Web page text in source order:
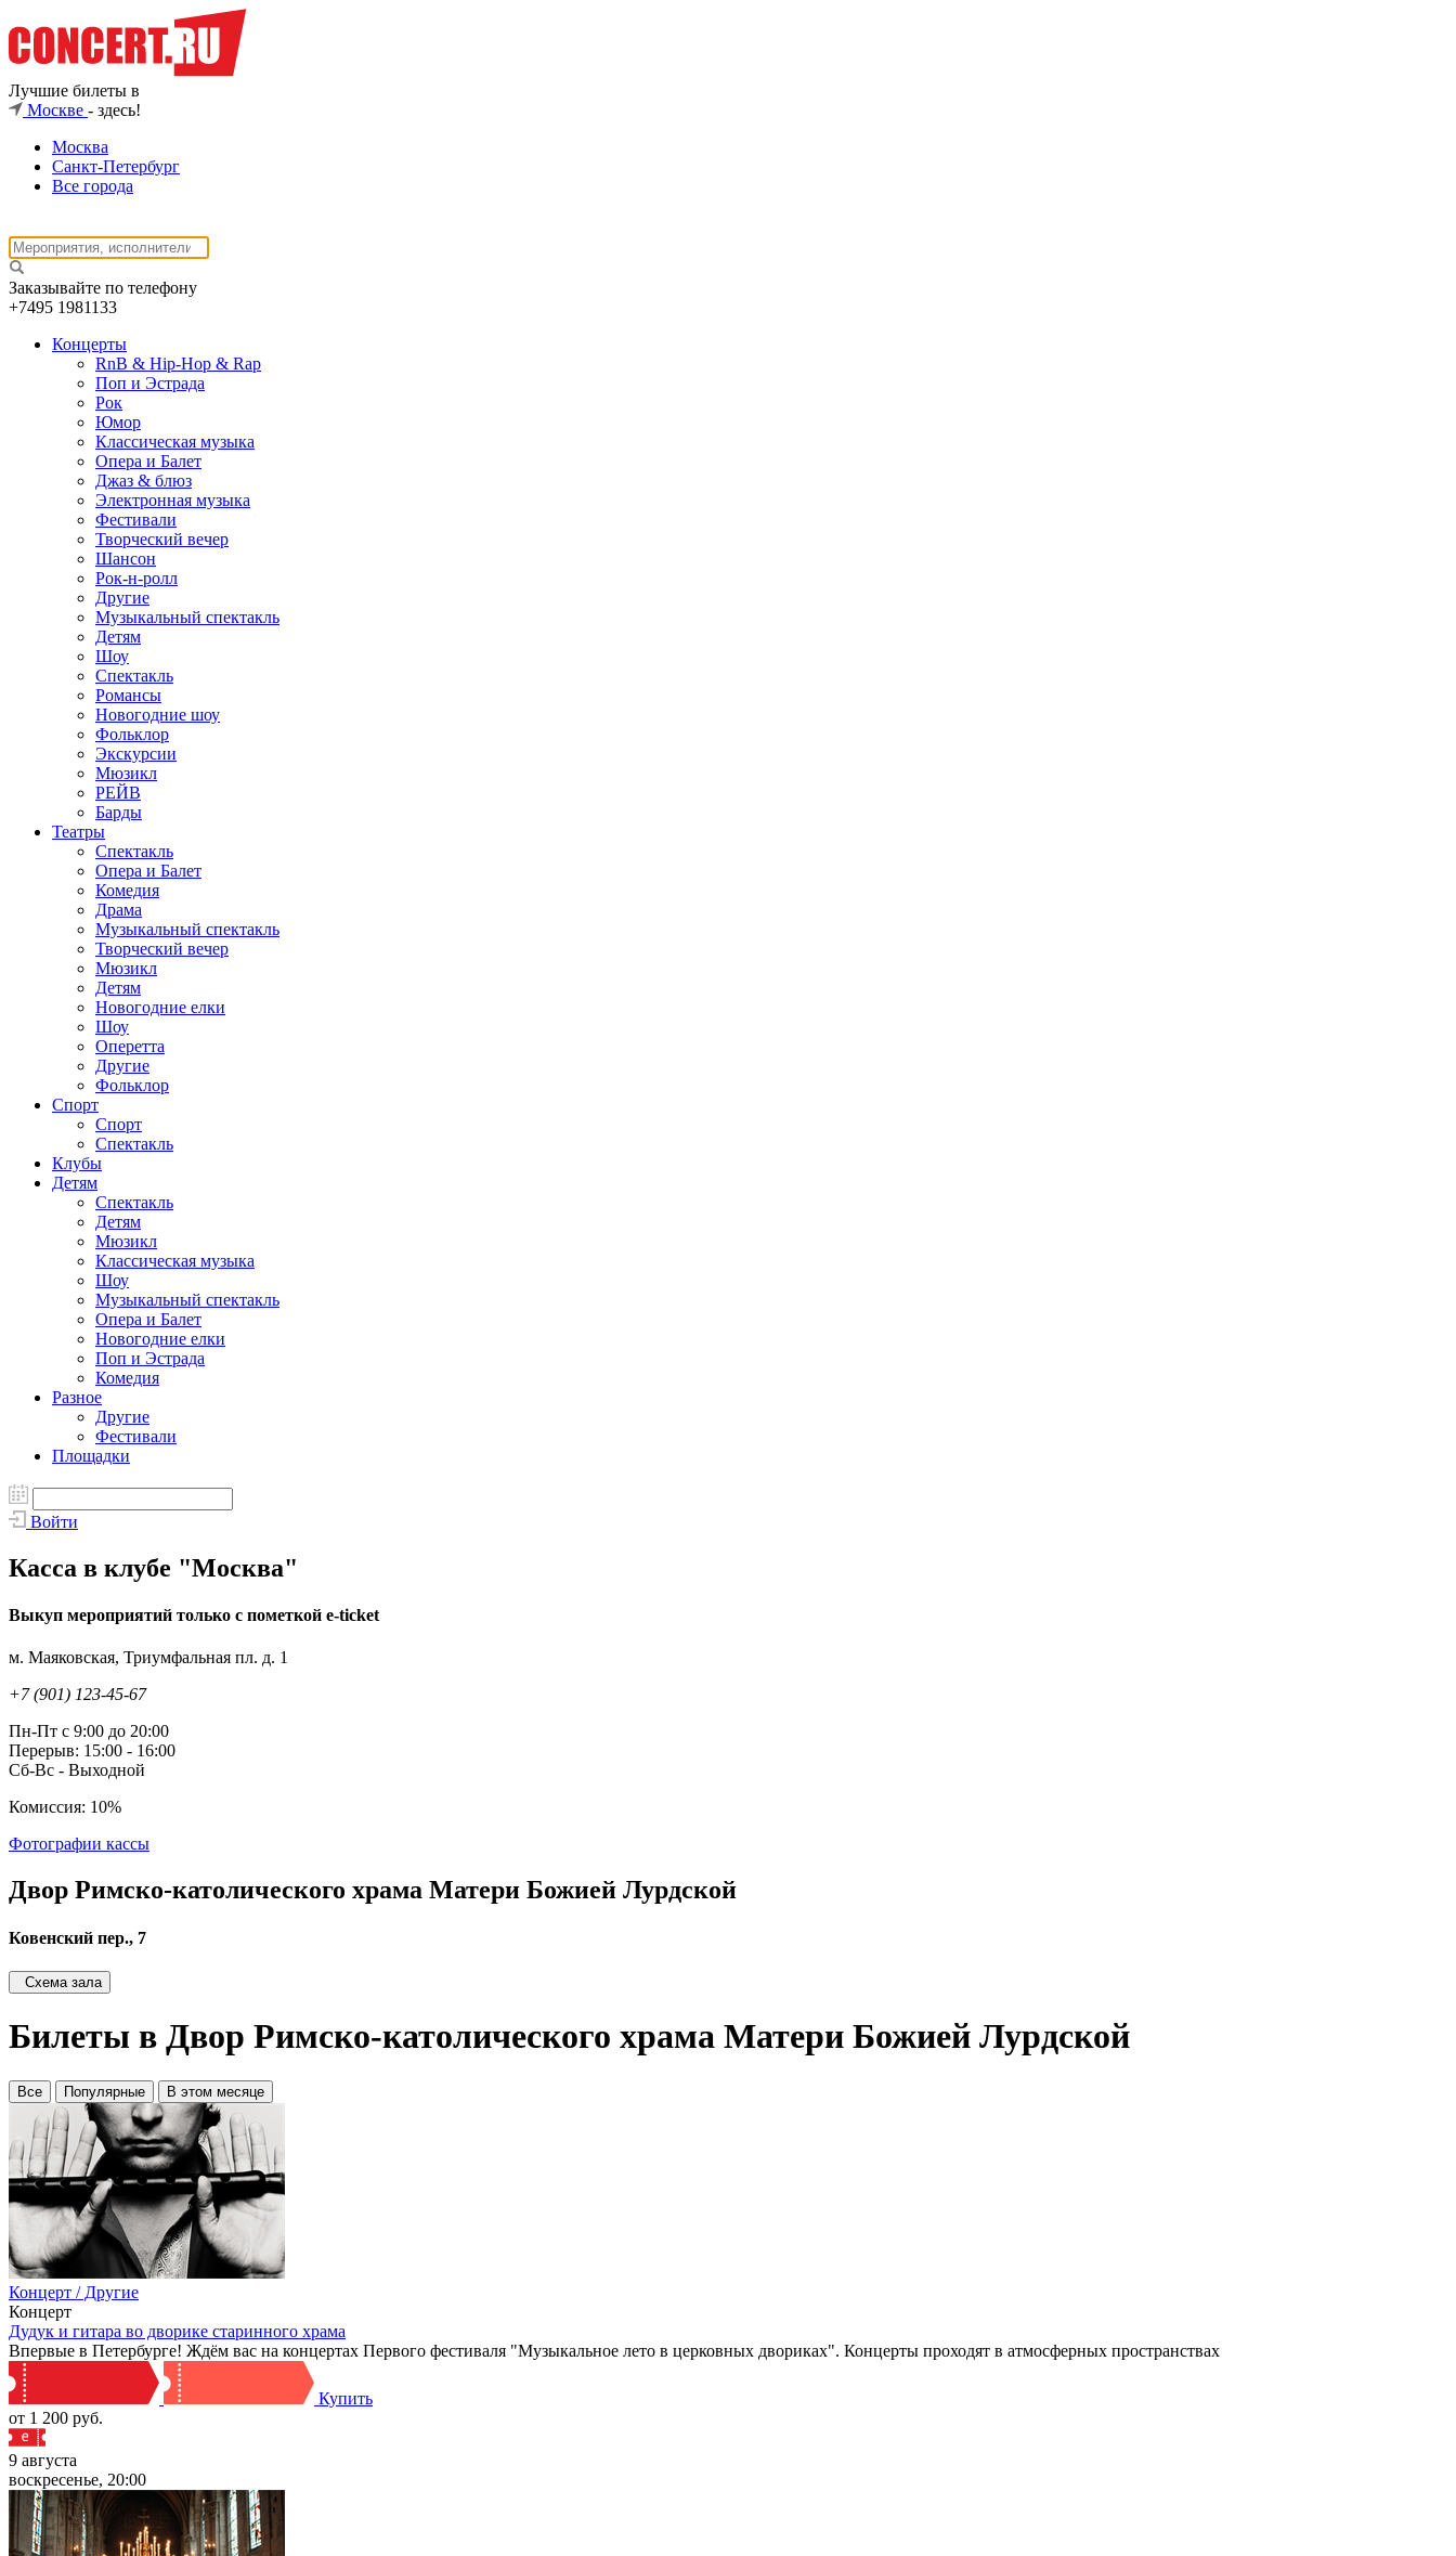
Лучшие билеты в
Москве - здесь!
Москва
Санкт-Петербург
Все города
Заказывайте по телефону
+7495 1981133
Концерты
RnB & Hip-Hop & Rap
Поп и Эстрада
Рок
Юмор
Классическая музыка
Опера и Балет
Джаз & блюз
Электронная музыка
Фестивали
Творческий вечер
Шансон
Рок-н-ролл
Другие
Музыкальный спектакль
Детям
Шоу
Спектакль
Романсы
Новогодние шоу
Фольклор
Экскурсии
Мюзикл
РЕЙВ
Барды
Театры
Спектакль
Опера и Балет
Комедия
Драма
Музыкальный спектакль
Творческий вечер
Мюзикл
Детям
Новогодние елки
Шоу
Оперетта
Другие
Фольклор
Спорт
Спорт
Спектакль
Клубы
Детям
Спектакль
Детям
Мюзикл
Классическая музыка
Шоу
Музыкальный спектакль
Опера и Балет
Новогодние елки
Поп и Эстрада
Комедия
Разное
Другие
Фестивали
Площадки
Войти
Касса в клубе "Москва"
Выкуп мероприятий только с пометкой e-ticket
м. Маяковская, Триумфальная пл. д. 1
+7 (901) 123-45-67
Пн-Пт с 9:00 до 20:00
Перерыв: 15:00 - 16:00
Сб-Вс - Выходной
Комиссия: 10%
Фотографии кассы
Двор Римско-католического храма Матери Божией Лурдской
Ковенский пер., 7
Схема зала
Билеты в Двор Римско-католического храма Матери Божией Лурдской
Все Популярные В этом месяце
Концерт / Другие
Концерт
Дудук и гитара во дворике старинного храма
Впервые в Петербурге! Ждём вас на концертах Первого фестиваля "Музыкальное лето в церковных двориках". Концерты проходят в атмосферных пространствах
Купить
от 1 200 руб.
9 августа
воскресенье, 20:00